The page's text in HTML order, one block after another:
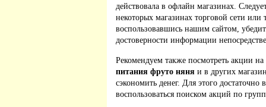
действовала в офлайн магазинах.
некоторых магазинах торговой сети
воспользовавшись нашим сайтом,
достоверности информации
Рекомендуем также посмотреть акции
питания фруто няня и в других
сэкономить денег. Для этого
воспользоваться поиском акций по